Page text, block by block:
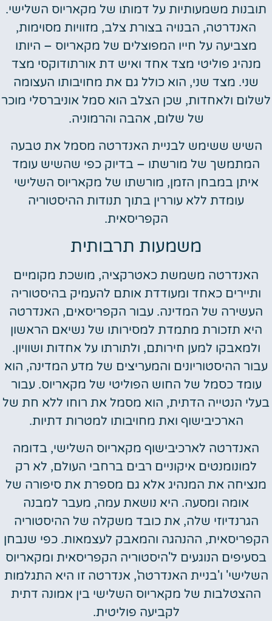
תובנות משמעותיות על דמותו של מקאריוס השלישי.
האנדרטה, הבנויה בצורת צלב, מזוויות מסוימות,
מצביעה על חייו המפוצלים של מקאריוס – היותו
מנהיג פוליטי מצד אחד ואיש דת אורתודוקסי מצד
שני. מצד שני, הוא כולל גם את מחויבותו העצומה
לשלום ולאחדות, שכן הצלב הוא סמל אוניברסלי מוכר
של שלום, אהבה והרמוניה.
השיש ששימש לבניית האנדרטה מסמל את טבעה
המתמשך של מורשתו – בדיוק כפי שהשיש עומד
איתן במבחן הזמן, מורשתו של מקאריוס השלישי
עומדת ללא עוררין בתוך תנודות ההיסטוריה
הקפריסאית.
משמעות תרבותית
האנדרטה משמשת כאטרקציה, מושכת מקומיים
ותיירים כאחד ומעודדת אותם להעמיק בהיסטוריה
העשירה של המדינה. עבור הקפריסאים, האנדרטה
היא תזכורת מתמדת למסירותו של נשיאם הראשון
ולמאבקו למען חירותם, ולתורתו על אחדות ושוויון.
עבור ההיסטוריונים והמעריצים של מדע המדינה, הוא
עומד כסמל של החוש הפוליטי של מקאריוס. עבור
בעלי הנטייה הדתית, הוא מסמל את רוחו ללא חת של
הארכיבישוף ואת מחויבותו למטרות דתיות.
האנדרטה לארכיבישוף מקאריוס השלישי, בדומה
למונומנטים איקוניים רבים ברחבי העולם, לא רק
מנציחה את המנהיג אלא גם מספרת את סיפורה של
אומה ומסעה. היא נושאת עמה, מעבר למבנה
הגרנדיוזי שלה, את כובד משקלה של ההיסטוריה
הקפריסאית, ההנהגה והמאבק לעצמאות. כפי שנבחן
בסעיפים הנוגעים ל'היסטוריה הקפריסאית ומקאריוס
השלישי' ו'בניית האנדרטה', אנדרטה זו היא התגלמות
ההצטלבות של מקאריוס השלישי בין אמונה דתית
לקביעה פוליטית.